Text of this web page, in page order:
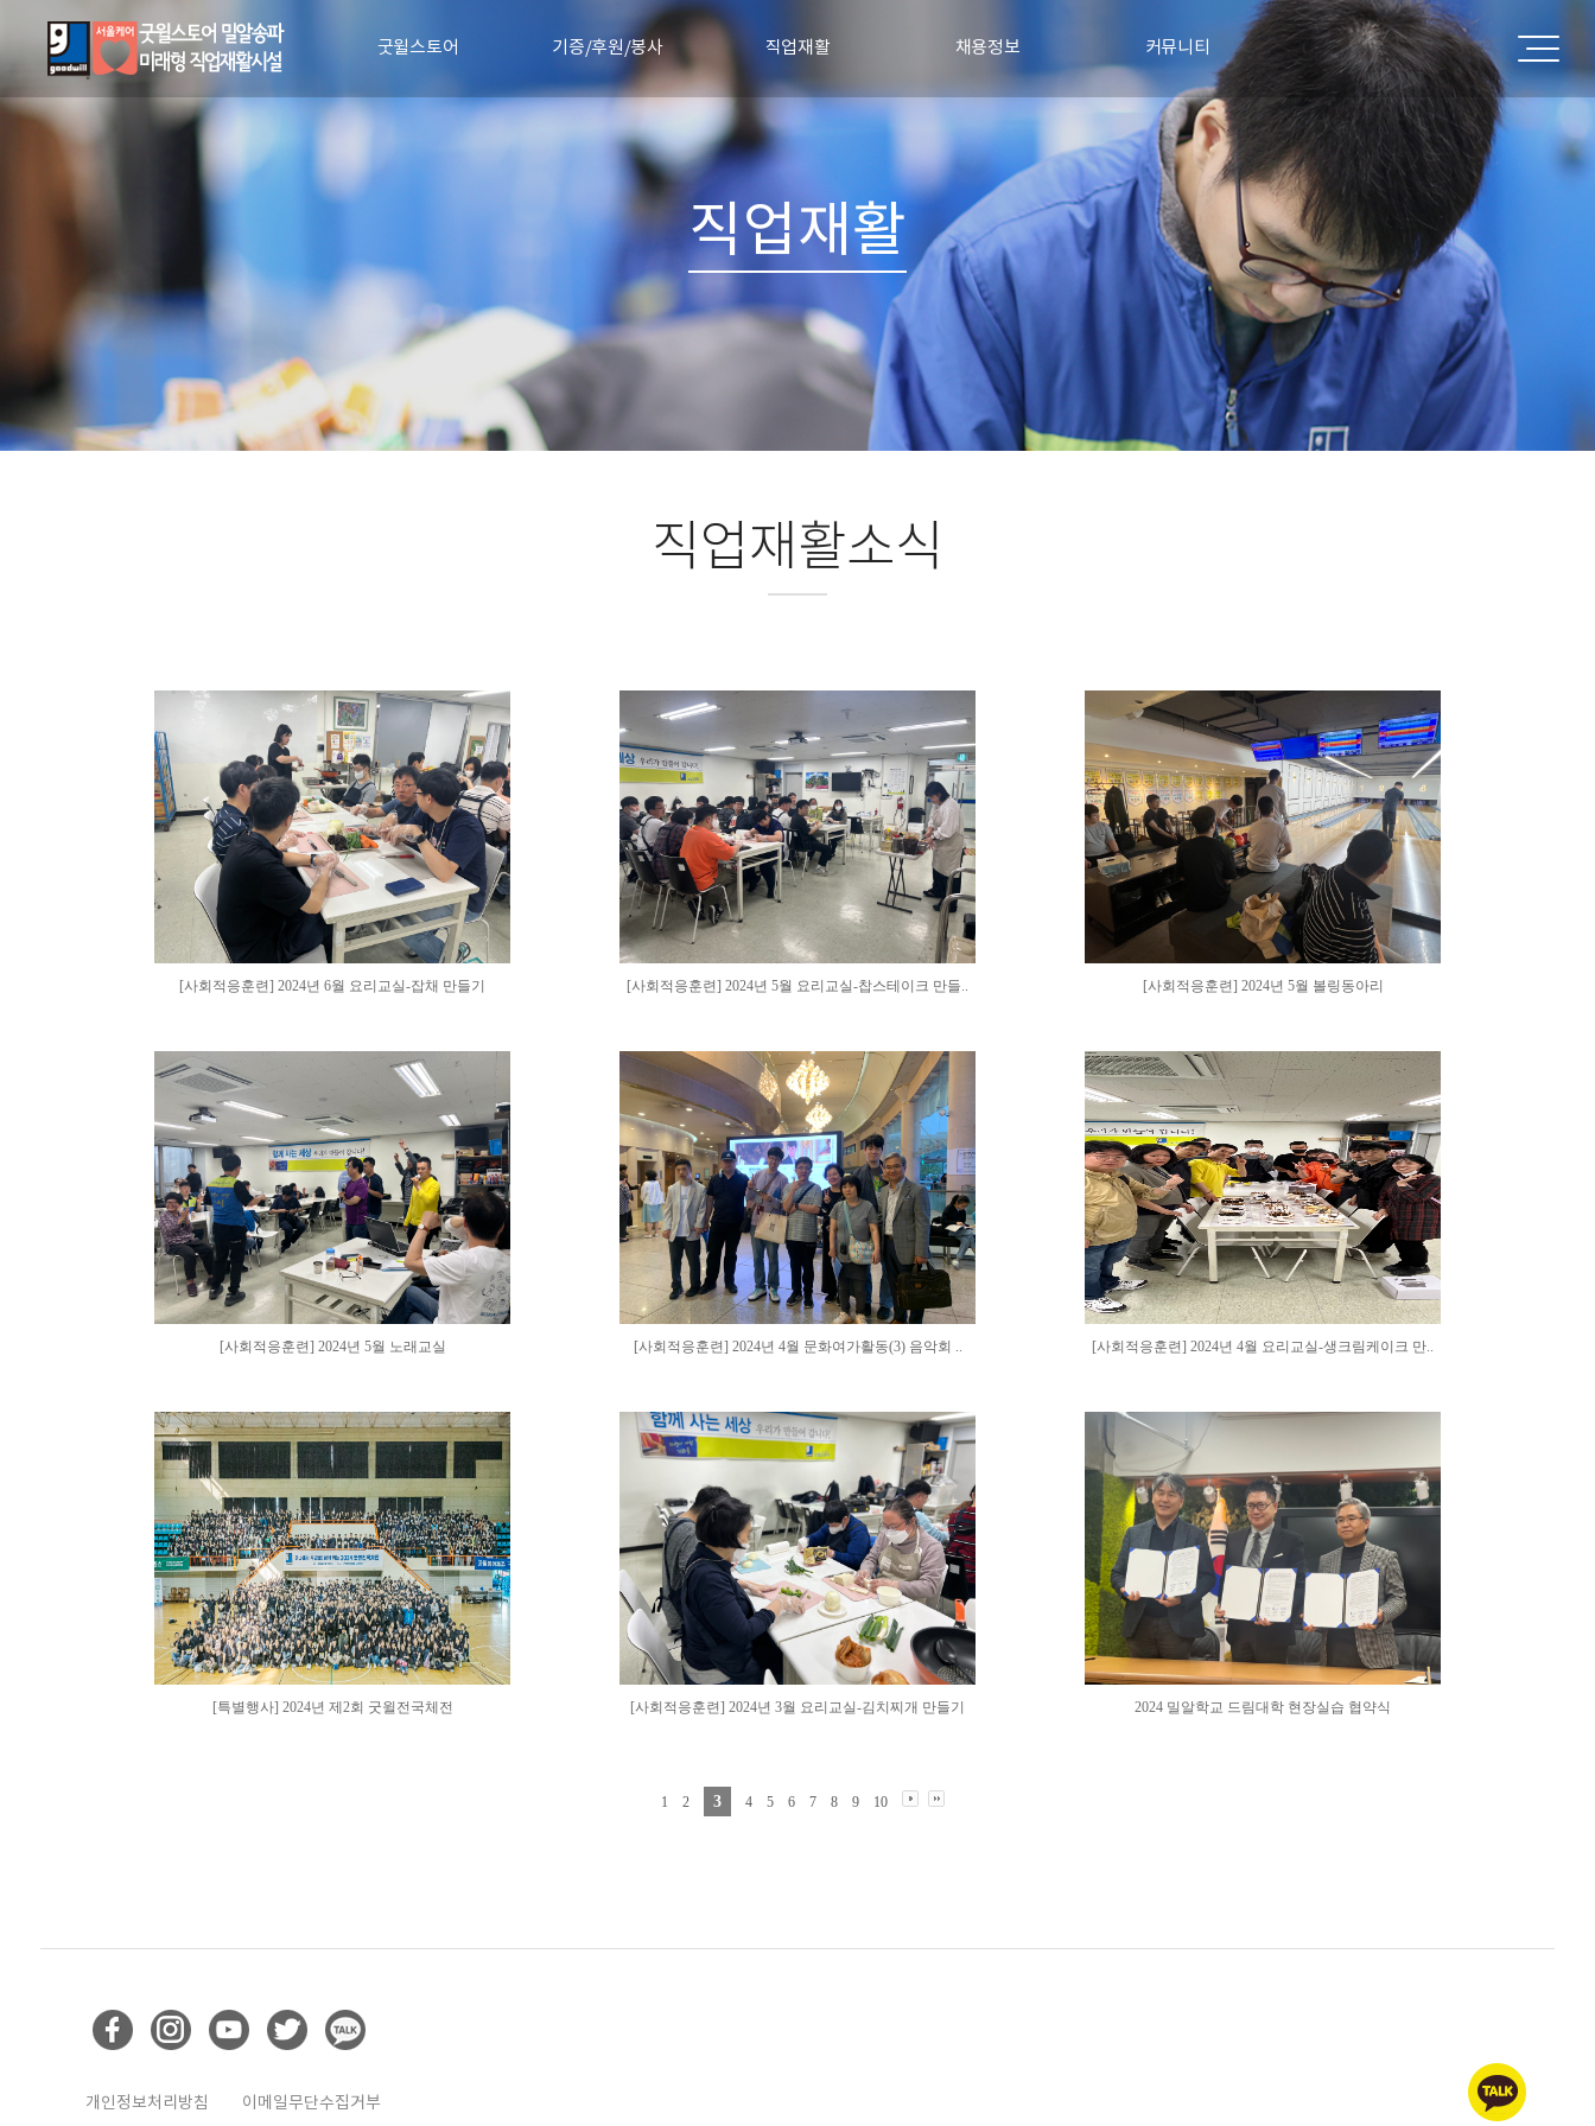
굿윌스토어
CI 소개
조직도
인권 및 윤리 강령
기증/후원/봉사
정기후원신청
직업재활
직업재활안내
직업재활소식
채용정보
채용공고 및 합격자 발표
커뮤니티
공지사항
주요실적
언론보도
직업재활
직업재활소식
[사회적응훈련] 2024년 6월 요리교실-잡채 만들기 [사회적응훈련] 2024년 5월 요리교실-찹스테이크 만들.. [사회적응훈련] 2024년 5월 볼링동아리
[사회적응훈련] 2024년 5월 노래교실 [사회적응훈련] 2024년 4월 문화여가활동(3) 음악회 .. [사회적응훈련] 2024년 4월 요리교실-생크림케이크 만..
[특별행사] 2024년 제2회 굿윌전국체전 [사회적응훈련] 2024년 3월 요리교실-김치찌개 만들기 2024 밀알학교 드림대학 현장실습 협약식
1 2 3 4 5 6 7 8 9 10
개인정보처리방침 이메일무단수집거부